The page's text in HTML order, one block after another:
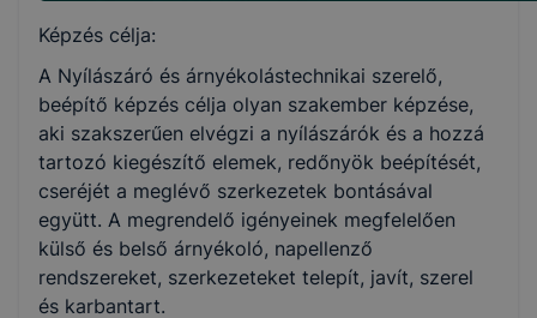
Képzés célja:
A Nyílászáró és árnyékolástechnikai szerelő,
beépítő képzés célja olyan szakember képzése,
aki szakszerűen elvégzi a nyílászárók és a hozzá
tartozó kiegészítő elemek, redőnyök beépítését,
cseréjét a meglévő szerkezetek bontásával
együtt. A megrendelő igényeinek megfelelően
külső és belső árnyékoló, napellenző
rendszereket, szerkezeteket telepít, javít, szerel
és karbantart.